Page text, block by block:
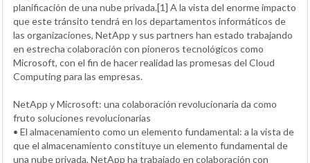
planificación de una nube privada.[1] A la vista del enorme impacto
que este tránsito tendrá en los departamentos informáticos de
las organizaciones, NetApp y sus partners han estado trabajando
en estrecha colaboración con pioneros tecnológicos como
Microsoft, con el fin de hacer realidad las promesas del Cloud
Computing para las empresas.
NetApp y Microsoft: una colaboración revolucionaria da como
fruto soluciones revolucionarias
• El almacenamiento como un elemento fundamental: a la vista de
que el almacenamiento constituye un elemento fundamental de
una nube privada, NetApp ha trabajado en colaboración con